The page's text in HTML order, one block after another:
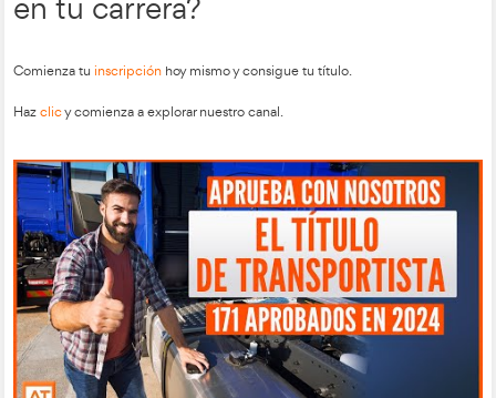
como catalizadores, intercoolers y sistemas de inyección
reducción de emisiones de plomo y azufre.
La Ley 34/2007 promueve el uso de sistemas de transporte
controlsobre lasemisionesdeCO2y la reducción del uso
En cuanto al ruido, la Ley 37/2003 establece límites sonoros
superar los niveles permitidos, que van desde leves hasta
dependiendo de los daños causados. Los vehículos nuevos
etiquetas de consumo de combustible, y se requiere el
sonoras durante las pruebas.